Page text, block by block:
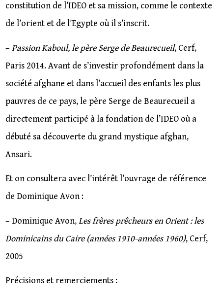
constitution de l’IDEO et sa mission, comme le contexte
de l’orient et de l’Egypte où il s’inscrit.
–Passion Kaboul, le père Serge de Beaurecueil, Cerf,
Paris 2014. Avant de s’investir profondément dans la
société afghane et dans l’accueil des enfants les plus
pauvres de ce pays, le père Serge de Beaurecueil a
directement participé à la fondation de l’IDEO où a
débuté sa découverte du grand mystique afghan,
Ansari.
Et on consultera avec l’intérêt l’ouvrage de référence
de Dominique Avon :
– Dominique Avon,Les frères prêcheurs en Orient : les
Dominicains du Caire (années 1910-années 1960), Cerf,
2005
Précisions et remerciements :